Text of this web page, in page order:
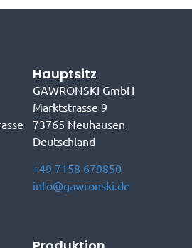
Hauptsitz
GAWRONSKI GmbH
Marktstrasse 9
73765 Neuhausen
Deutschland
+49 7158 679850
info@gawronski.de